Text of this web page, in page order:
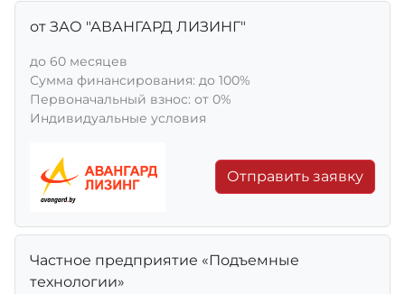
от ЗАО "АВАНГАРД ЛИЗИНГ"
до 60 месяцев
Сумма финансирования: до 100%
Первоначальный взнос: от 0%
Индивидуальные условия
Отправить заявку
Частное предприятие «Подъемные
технологии»